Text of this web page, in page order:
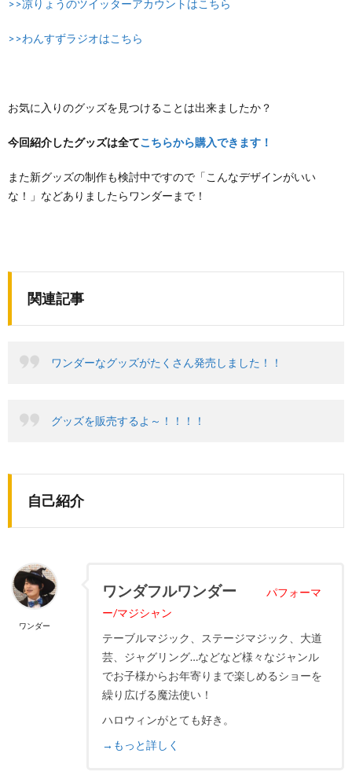
>>凉りょうのツイッターアカウントはこちら
>>わんすずラジオはこちら
お気に入りのグッズを見つけることは出来ましたか？
今回紹介したグッズは全てこちらから購入できます！
また新グッズの制作も検討中ですので「こんなデザインがいい
な！」などありましたらワンダーまで！
関連記事
ワンダーなグッズがたくさん発売しました！！
グッズを販売するよ～！！！！
自己紹介
ワンダー
ワンダフルワンダー
パフォーマ
ー/マジシャン
テーブルマジック、ステージマジック、大道
芸、ジャグリング…などなど様々なジャンル
でお子様からお年寄りまで楽しめるショーを
繰り広げる魔法使い！
ハロウィンがとても好き。
→もっと詳しく